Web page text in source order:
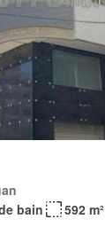
bain
592 m²